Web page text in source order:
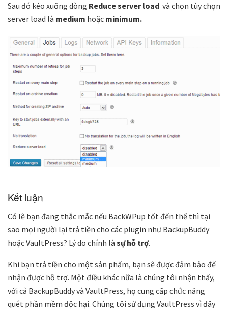
Sau đó kéo xuống dòng Reduce server load và chọn tùy chọn
server load là medium hoặc minimum.
Kết luận
Có lẽ bạn đang thắc mắc nếu BackWPup tốt đến thế thì tại
sao mọi người lại trả tiền cho các plugin như BackupBuddy
hoặc VaultPress? Lý do chính là sự hỗ trợ.
Khi bạn trả tiền cho một sản phẩm, bạn sẽ được đảm bảo để
nhận được hỗ trợ. Một điều khác nữa là chúng tôi nhận thấy,
với cả BackupBuddy và VaultPress, họ cung cấp chức năng
quét phần mềm độc hại. Chúng tôi sử dụng VaultPress vì đây